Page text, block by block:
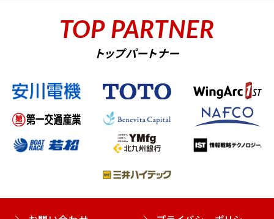
TOP PARTNER
トップパートナー